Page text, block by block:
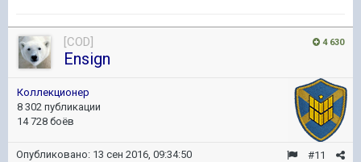
4 630
[COD]
Ensign
Коллекционер
8 302 публикации
14 728 боёв
#11
Опубликовано: 13 сен 2016, 09:34:50